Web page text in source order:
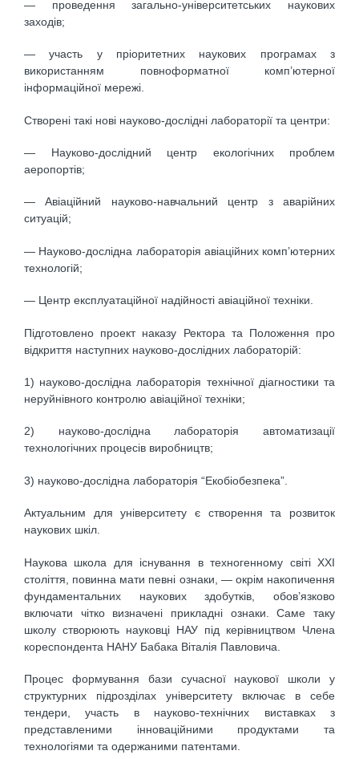
— проведення загально-університетських наукових
заходів;
— участь у пріоритетних наукових програмах з
використанням повноформатної комп’ютерної
інформаційної мережі.
Створені такі нові науково-дослідні лабораторії та центри:
— Науково-дослідний центр екологічних проблем
аеропортів;
— Авіаційний науково-навчальний центр з аварійних
ситуацій;
— Науково-дослідна лабораторія авіаційних комп’ютерних
технологій;
— Центр експлуатаційної надійності авіаційної техніки.
Підготовлено проект наказу Ректора та Положення про
відкриття наступних науково-дослідних лабораторій:
1) науково-дослідна лабораторія технічної діагностики та
неруйнівного контролю авіаційної техніки;
2) науково-дослідна лабораторія автоматизації
технологічних процесів виробництв;
3) науково-дослідна лабораторія “Екобіобезпека”.
Актуальним для університету є створення та розвиток
наукових шкіл.
Наукова школа для існування в техногенному світі XXI
століття, повинна мати певні ознаки, — окрім накопичення
фундаментальних наукових здобутків, обов’язково
включати чітко визначені прикладні ознаки. Саме таку
школу створюють науковці НАУ під керівництвом Члена
кореспондента НАНУ Бабака Віталія Павловича.
Процес формування бази сучасної наукової школи у
структурних підрозділах університету включає в себе
тендери, участь в науково-технічних виставках з
представленими інноваційними продуктами та
технологіями та одержаними патентами.